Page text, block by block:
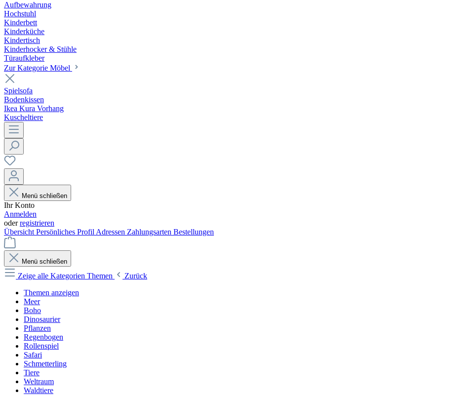
Aufbewahrung
Hochstuhl
Kinderbett
Kinderküche
Kindertisch
Kinderhocker & Stühle
Türaufkleber
Zur Kategorie Möbel
Spielsofa
Bodenkissen
Ikea Kura Vorhang
Kuscheltiere
Menü schließen
Ihr Konto
Anmelden
oderregistrieren
Übersicht Persönliches Profil Adressen Zahlungsarten Bestellungen
Menü schließen
Zeige alle Kategorien Themen
Zurück
Themen anzeigen
Meer
Boho
Dinosaurier
Pflanzen
Regenbogen
Rollenspiel
Safari
Schmetterling
Tiere
Weltraum
Waldtiere